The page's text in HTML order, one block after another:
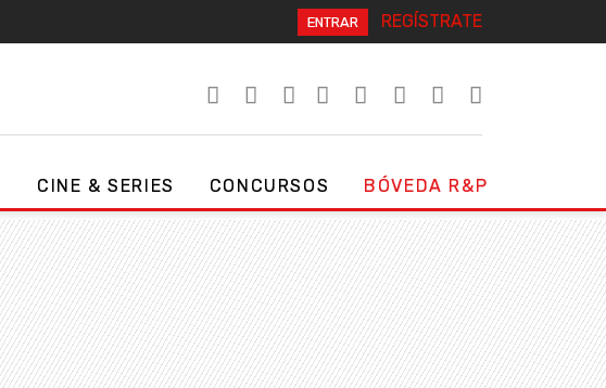
ENTRAR REGÍSTRATE
CINE & SERIES CONCURSOS BÓVEDA R&P